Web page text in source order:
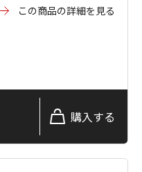
この商品の詳細を見る
購入する